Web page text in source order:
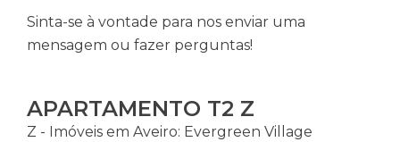
Sinta-se à vontade para nos enviar uma
mensagem ou fazer perguntas!
APARTAMENTO T2 Z
Z - Imóveis em Aveiro: Evergreen Village